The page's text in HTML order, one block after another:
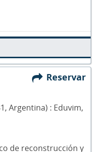
Reservar
Argentina) : Eduvim,
de reconstrucción y